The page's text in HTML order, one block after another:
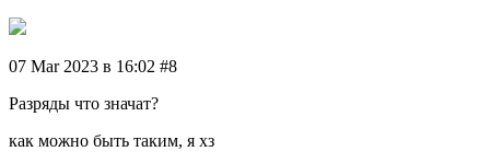
07 Mar 2023 в 16:02 #8
Разряды что значат?
как можно быть таким, я хз